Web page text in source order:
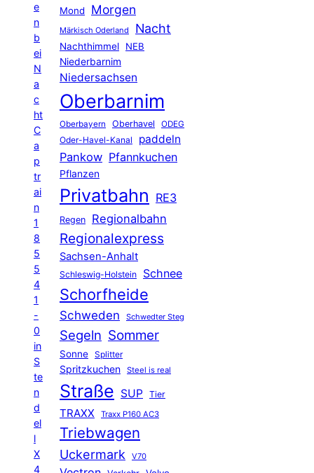
e
n
b
ei
N
a
c
ht
C
a
p
tr
ai
n
1
8
5
5
4
1
-
0
in
S
te
n
d
el
l
X
4
Mond
Morgen
Märkisch Oderland Nacht
Nachthimmel
NEB
Niederbarnim
Niedersachsen
Oberbarnim
Oberbayern Oberhavel ODEG
Oder-Havel-Kanal paddeln
Pankow Pfannkuchen
Pflanzen
Privatbahn RE3
Regen Regionalbahn
Regionalexpress
Sachsen-Anhalt
Schleswig-Holstein Schnee
Schorfheide
Schweden Schwedter Steg
Segeln Sommer
Sonne Splitter
Spritzkuchen Steel is real
Straße SUP Tier
TRAXX Traxx P160 AC3
Triebwagen
Uckermark V70